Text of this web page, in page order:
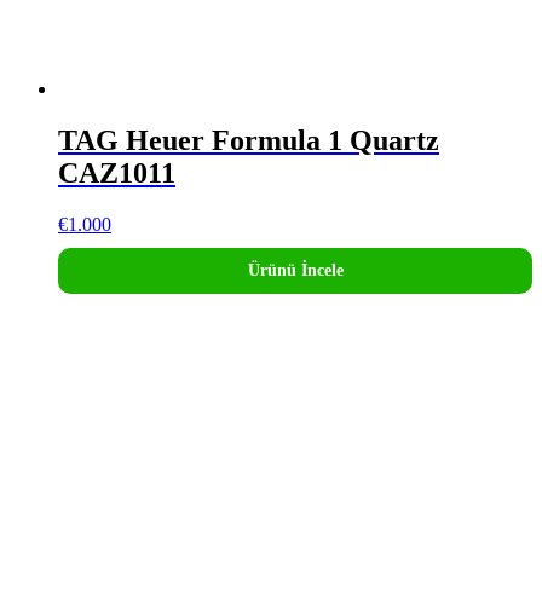
TAG Heuer Formula 1 Quartz
CAZ1011
€1.000
Ürünü İncele